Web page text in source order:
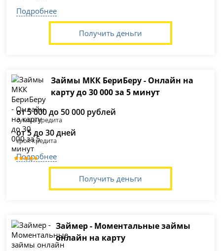
Подробнее
Получить деньги
Займы МКК БериБеру - Онлайн на
карту до 30 000 за 5 минут
от 5 000 до 50 000 рублей
сумма кредита
от 5 до 30 дней
срок кредита
Подробнее
Получить деньги
Займер - Моментальные займы
онлайн на карту